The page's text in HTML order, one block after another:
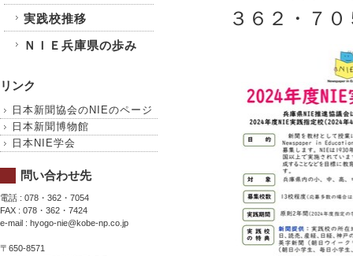
実践校推移
ＮＩＥ兵庫県の歩み
リンク
日本新聞協会のNIEのページ
日本新聞博物館
日本NIE学会
問い合わせ先
電話 : 078・362・7054
FAX : 078・362・7424
e-mail : hyogo-nie@kobe-np.co.jp
〒650-8571
３６２・７０